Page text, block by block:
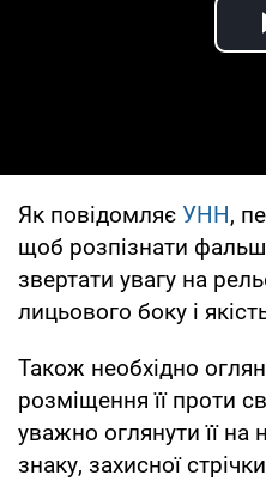
Як повідомляє УНН,
щоб розпізнати
звертати увагу на
лицьового боку і
Також необхідно
розміщення її проти
уважно оглянути її на
знаку, захисної